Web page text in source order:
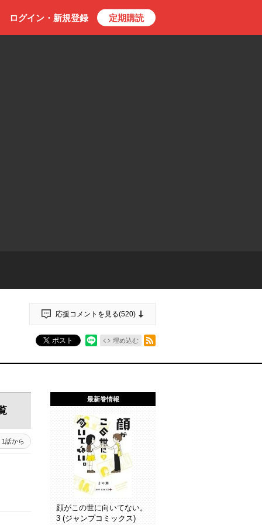
ログイン・ 新規登録 定期購読
応援コメントを見る(520)
ポスト 埋め込む
1話から
最新巻情報
顔がこの世に向いてない。
3 (ジャンプコミックス)